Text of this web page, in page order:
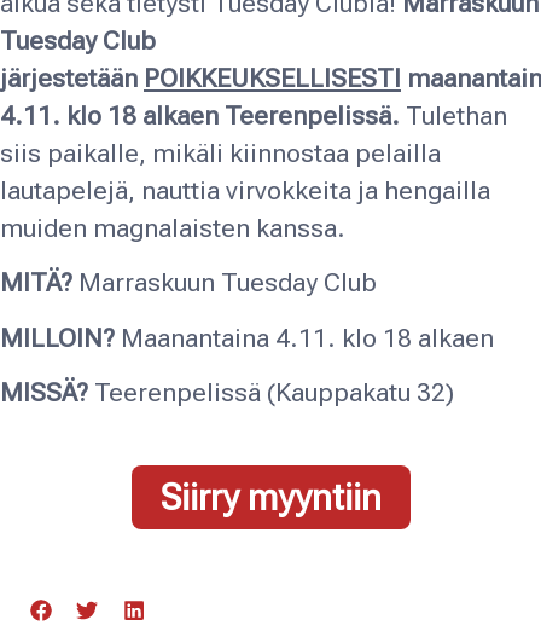
Tuesday Club
järjestetään POIKKEUKSELLISESTI
4.11. klo 18 alkaen Teerenpelissä. Tulethan
siis paikalle, mikäli kiinnostaa pelailla
lautapelejä, nauttia virvokkeita ja hengailla
muiden magnalaisten kanssa.
MITÄ? Marraskuun Tuesday Club
MILLOIN? Maanantaina 4.11. klo 18 alkaen
MISSÄ? Teerenpelissä (Kauppakatu 32)
Siirry myyntiin